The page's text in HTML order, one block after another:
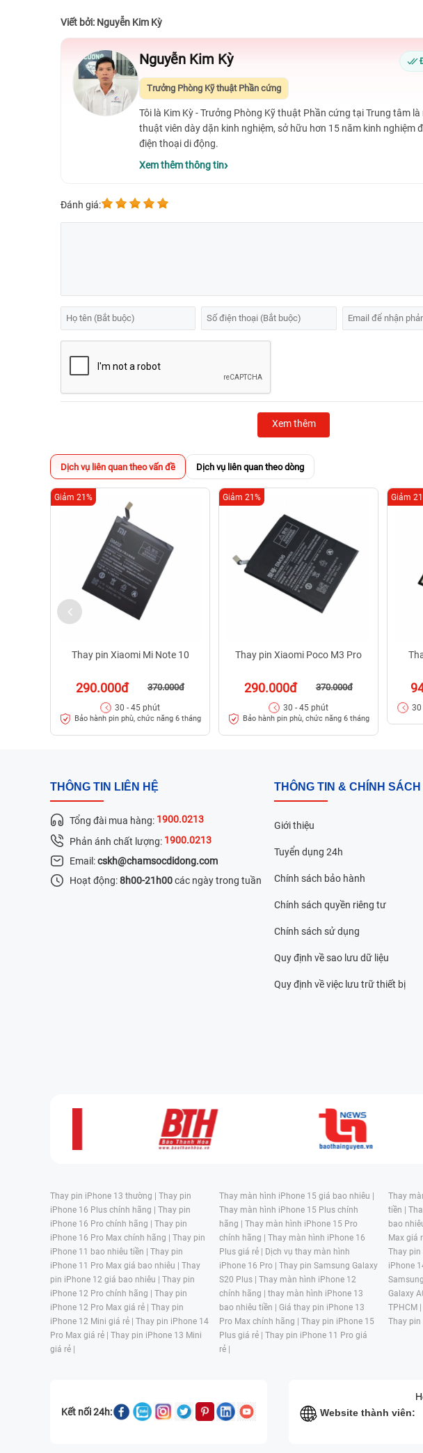
Viết bởi: Nguyễn Kim Kỳ
Nguyễn Kim Kỳ
Trưởng Phòng Kỹ thuật Phần cứng
Tôi là Kim Kỳ - Trưởng Phòng Kỹ thuật Phần cứng tại Trung tâm
thuật viên dày dặn kinh nghiệm, sở hữu hơn 15 năm kinh nghiệm
điện thoại di động.
Xem thêm thông tin
Đánh giá:
Xem thêm
Dịch vụ liên quan theo vấn đề Dịch vụ liên quan theo dòng
Thay pin Xiaomi Mi Note 10
290.000đ 370.000đ
Giảm 21%
30 - 45 phút
Bảo hành pin phù, chức năng 6 tháng
Thay pin Xiaomi Poco M3 Pro
290.000đ 370.000đ
Giảm 21%
30 - 45 phút
Bảo hành pin phù, chức năng 6 tháng
Giảm
30
THÔNG TIN LIÊN HỆ
Tổng đài mua hàng: 1900.0213
Phản ánh chất lượng: 1900.0213
Email:cskh@chamsocdidong.com
Hoạt động:8h00-21h00các ngày trong tuần
THÔNG TIN & CHÍNH SÁCH
Giới thiệu
Tuyển dụng 24h
Chính sách bảo hành
Chính sách quyền riêng tư
Chính sách sử dụng
Quy định về sao lưu dữ liệu
Quy định về việc lưu trữ thiết bị
Thay pin iPhone 13 thường | Thay pin
iPhone 16 Plus chính hãng | Thay pin
iPhone 16 Pro chính hãng | Thay pin
iPhone 16 Pro Max chính hãng | Thay pin
iPhone 11 bao nhiêu tiền | Thay pin
iPhone 11 Pro Max giá bao nhiêu | Thay
pin iPhone 12 giá bao nhiêu | Thay pin
iPhone 12 Pro chính hãng | Thay pin
iPhone 12 Pro Max giá rẻ | Thay pin
iPhone 12 Mini giá rẻ | Thay pin iPhone 14
Pro Max giá rẻ | Thay pin iPhone 13 Mini
giá rẻ |
Thay màn hình iPhone 15 giá bao nhiêu |
Thay màn hình iPhone 15 Plus chính
hãng | Thay màn hình iPhone 15 Pro
chính hãng | Thay màn hình iPhone 16
Plus giá rẻ | Dịch vụ thay màn hình
iPhone 16 Pro | Thay pin Samsung Galaxy
S20 Plus | Thay màn hình iPhone 12
chính hãng | thay màn hình iPhone 13
bao nhiêu tiền | Giá thay pin iPhone 13
Pro Max chính hãng | Thay pin iPhone 15
Plus giá rẻ | Thay pin iPhone 11 Pro giá
rẻ |
Thay
tiền |
bao
Max giá
Thay pin
iPhone
Galaxy
TPHCM |
Thay pin
Kết nối 24h: Website thành viên: